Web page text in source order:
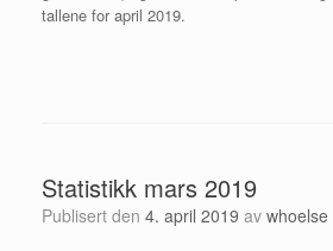
tallene for april 2019.
Statistikk mars 2019
Publisert den 4. april 2019 av whoelse